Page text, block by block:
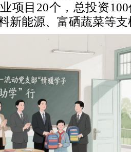
项目20个，总投资
新能源、富硒蔬菜等